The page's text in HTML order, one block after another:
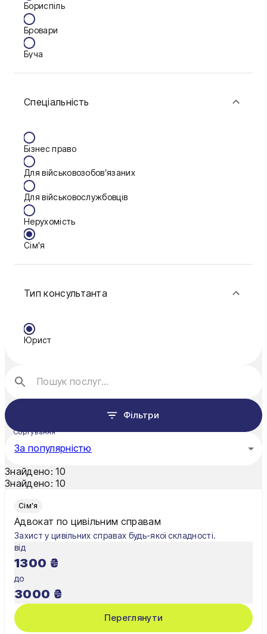
Бориспіль
Бровари
Буча
Васильків
Запоріжжя
Калуш
Кам'янське
Краматорськ
Кременчук
Луцьк
Нікополь
Суми
Ужгород
Хмельницький
Чернівці
Спеціальність
Бізнес право
Для військовозобов’язаних
Для військовослужбовців
Нерухомість
Сім'я
Тип консультанта
Юрист
Фільтри
Сортування
За популярністю
Знайдено: 10
Знайдено: 10
Сім'я
Адвокат по цивільним справам
Захист у цивільних справах будь-якої складності.
від
1300 ₴
до
3000 ₴
Переглянути